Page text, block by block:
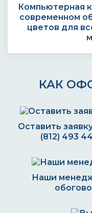
Компьютерная
современном
цветов для
КАК
Оставить
(812) 493
Наши